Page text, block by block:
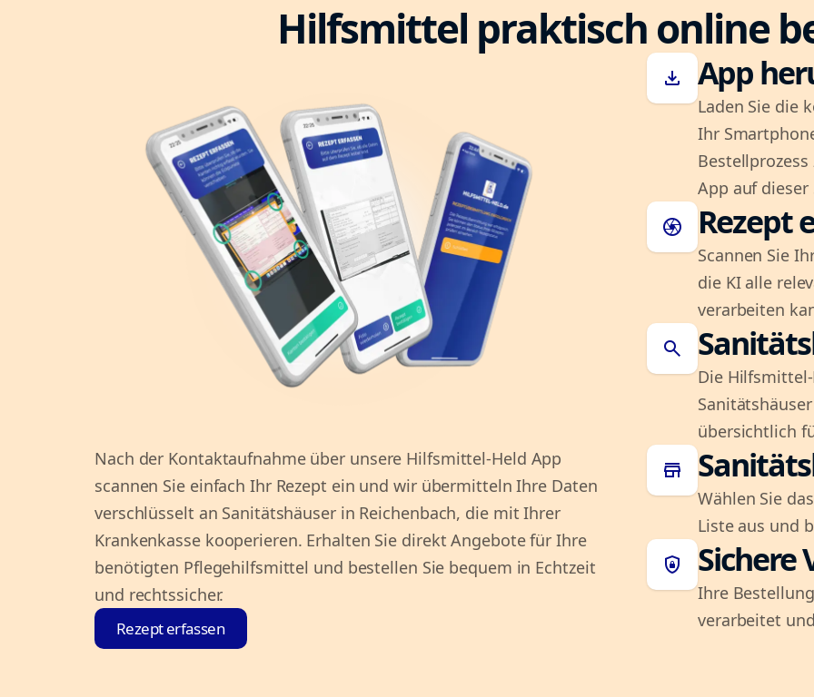
Hilfsmittel praktisch online
Nach der Kontaktaufnahme über unsere Hilfsmittel-Held App
scannen Sie einfach Ihr Rezept ein und wir übermitteln Ihre Daten
verschlüsselt an Sanitätshäuser in Reichenbach, die mit Ihrer
Krankenkasse kooperieren. Erhalten Sie direkt Angebote für Ihre
benötigten Pflegehilfsmittel und bestellen Sie bequem in Echtzeit
und rechtssicher.
Rezept erfassen
download App
Laden Sie die
Ihr
App auf dieser
camera Rezept
Scannen Sie
die KI alle
verarbeiten
search
Die
übersichtlich
store
Wählen Sie
Liste aus und
shield_lock Sichere
Ihre
verarbeitet